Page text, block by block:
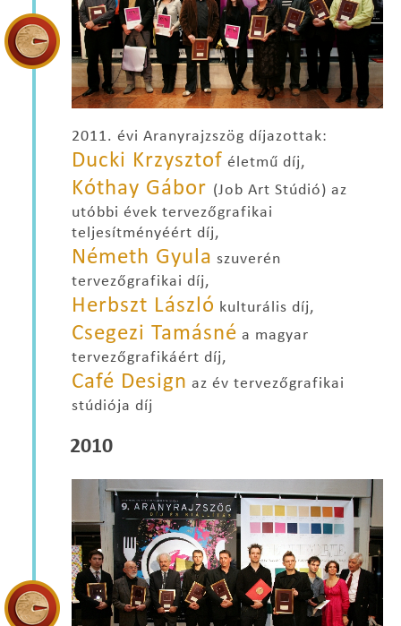
2011. évi Aranyrajzszög díjazottak:
Ducki Krzysztof életmű díj,
Kóthay Gábor (Job Art Stúdió) az
utóbbi évek tervezőgrafikai
teljesítményéért díj,
Németh Gyula szuverén
tervezőgrafikai díj,
Herbszt László kulturális díj,
Csegezi Tamásné a magyar
tervezőgrafikáért díj,
Café Design az év tervezőgrafikai
stúdiója díj
2010